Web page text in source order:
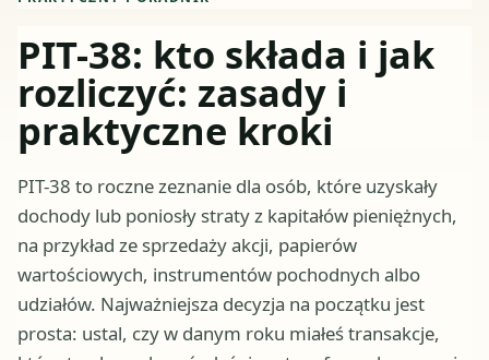
PIT-38: kto składa i jak
rozliczyć: zasady i
praktyczne kroki
PIT-38 to roczne zeznanie dla osób, które uzyskały
dochody lub poniosły straty z kapitałów pieniężnych,
na przykład ze sprzedaży akcji, papierów
wartościowych, instrumentów pochodnych albo
udziałów. Najważniejsza decyzja na początku jest
prosta: ustal, czy w danym roku miałeś transakcje,